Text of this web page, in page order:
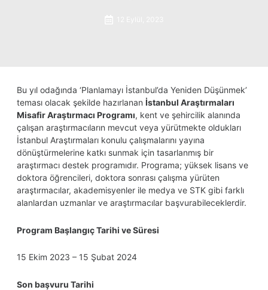
Bu yıl odağında ‘Planlamayı İstanbul’da Yeniden Düşünmek’
teması olacak şekilde hazırlanan İstanbul Araştırmaları
Misafir Araştırmacı Programı, kent ve şehircilik alanında
çalışan araştırmacıların mevcut veya yürütmekte oldukları
İstanbul Araştırmaları konulu çalışmalarını yayına
dönüştürmelerine katkı sunmak için tasarlanmış bir
araştırmacı destek programıdır. Programa; yüksek lisans ve
doktora öğrencileri, doktora sonrası çalışma yürüten
araştırmacılar, akademisyenler ile medya ve STK gibi farklı
alanlardan uzmanlar ve araştırmacılar başvurabileceklerdir.
Program Başlangıç Tarihi ve Süresi
15 Ekim 2023 – 15 Şubat 2024
Son başvuru Tarihi